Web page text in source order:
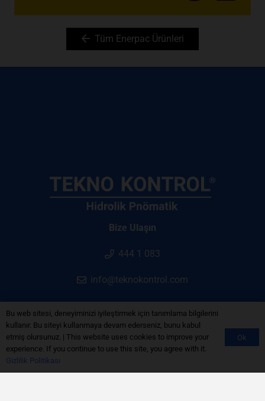
Tüm Enerpac Ürünleri
Bize Ulaşın
444 1 083
info@teknokontrol.com
Gizlilik Politikası
Bu web sitesi, deneyiminizi iyileştirmek için tanımlama bilgilerini
kullanır. Bu siteyi kullanmaya devam ederseniz, bunu kabul
etmiş olursunuz. | This website uses cookies to improve your
experience. If you continue to use this site, you agree with it.
Gizlilik Politikası
Ok